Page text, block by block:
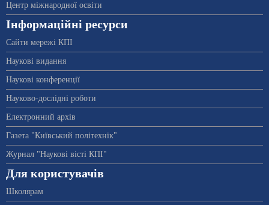
Центр міжнародної освіти
Інформаційні ресурси
Сайти мережі КПІ
Наукові видання
Наукові конференції
Науково-дослідні роботи
Електронний архів
Газета "Київський політехнік"
Журнал "Наукові вісті КПІ"
Для користувачів
Школярам